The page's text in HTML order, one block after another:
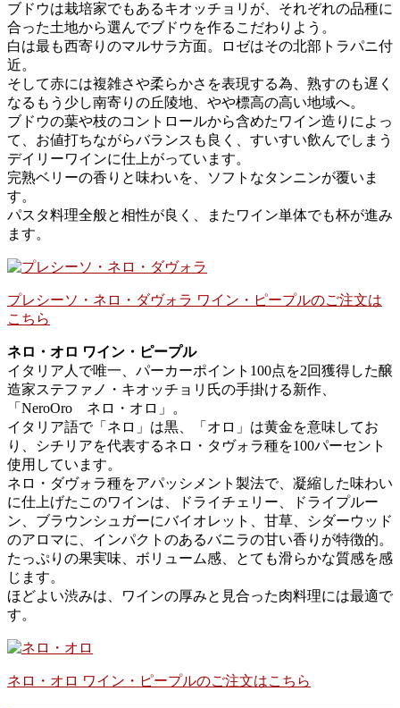
ブドウは栽培家でもあるキオッチョリが、それぞれの品種に
合った土地から選んでブドウを作るこだわりよう。
白は最も西寄りのマルサラ方面。ロゼはその北部トラパニ付
近。
そして赤には複雑さや柔らかさを表現する為、熟すのも遅く
なるもう少し南寄りの丘陵地、やや標高の高い地域へ。
ブドウの葉や枝のコントロールから含めたワイン造りによっ
て、お値打ちながらバランスも良く、すいすい飲んでしまう
デイリーワインに仕上がっています。
完熟ベリーの香りと味わいを、ソフトなタンニンが覆いま
す。
パスタ料理全般と相性が良く、またワイン単体でも杯が進み
ます。
プレシーソ・ネロ・ダヴォラ ワイン・ピープルのご注文は
こちら
ネロ・オロ ワイン・ピープル
イタリア人で唯一、パーカーポイント100点を2回獲得した醸
造家ステファノ・キオッチョリ氏の手掛ける新作、
「NeroOro ネロ・オロ」。
イタリア語で「ネロ」は黒、「オロ」は黄金を意味してお
り、シチリアを代表するネロ・タヴォラ種を100パーセント
使用しています。
ネロ・ダヴォラ種をアパッシメント製法で、凝縮した味わい
に仕上げたこのワインは、ドライチェリー、ドライプルー
ン、ブラウンシュガーにバイオレット、甘草、シダーウッド
のアロマに、インパクトのあるバニラの甘い香りが特徴的。
たっぷりの果実味、ボリューム感、とても滑らかな質感を感
じます。
ほどよい渋みは、ワインの厚みと見合った肉料理には最適で
す。
ネロ・オロ ワイン・ピープルのご注文はこちら